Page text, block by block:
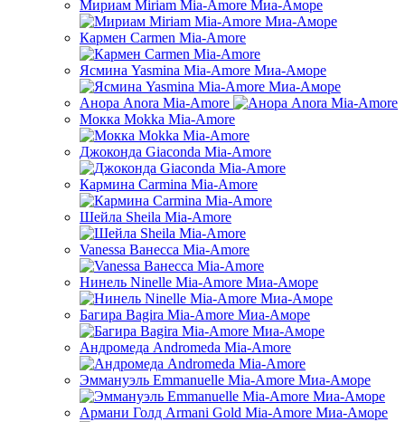
Мириам Miriam Mia-Amore Миа-Аморе
Кармен Carmen Mia-Amore
Ясмина Yasmina Mia-Amore Миа-Аморе
Анора Anora Mia-Amore
Мокка Mokka Mia-Amore
Джоконда Giaconda Mia-Amore
Кармина Carmina Mia-Amore
Шейла Sheila Mia-Amore
Vanessa Ванесса Mia-Amore
Нинель Ninelle Mia-Amore Миа-Аморе
Багира Bagira Mia-Amore Миа-Аморе
Андромеда Andromeda Mia-Amore
Эммануэль Emmanuelle Mia-Amore Миа-Аморе
Армани Голд Armani Gold Mia-Amore Миа-Аморе